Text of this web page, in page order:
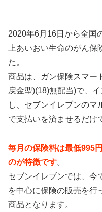
2020年6月16日から全国
上あいおい生命のがん
た。
商品は、ガン保険スマー
戻金型)(18)無配当)で、
し、セブンイレブンのマ
で支払いを済ませるだけ
毎月の保険料は最低995
のが特徴です。
セブンイレブンでは、今
を中心に保険の販売を行
商品となります。